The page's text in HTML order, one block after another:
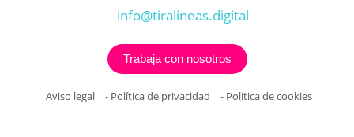
info@tiralineas.digital
Trabaja con nosotros
Aviso legal - Política de privacidad - Política de cookies